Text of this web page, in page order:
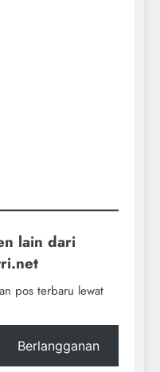
lain dari
pos terbaru lewat
Berlangganan